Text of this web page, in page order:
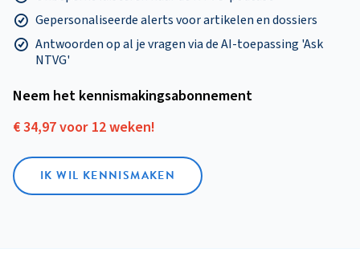
Gepersonaliseerde alerts voor artikelen en dossiers
Antwoorden op al je vragen via de AI-toepassing 'Ask
NTVG'
Neem het kennismakings­abonnement
€ 34,97 voor 12 weken!
IK WIL KENNISMAKEN